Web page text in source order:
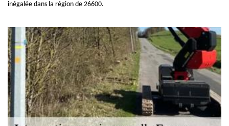
inégalée dans la région de 26600.